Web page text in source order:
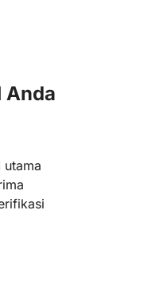
Anda
utama